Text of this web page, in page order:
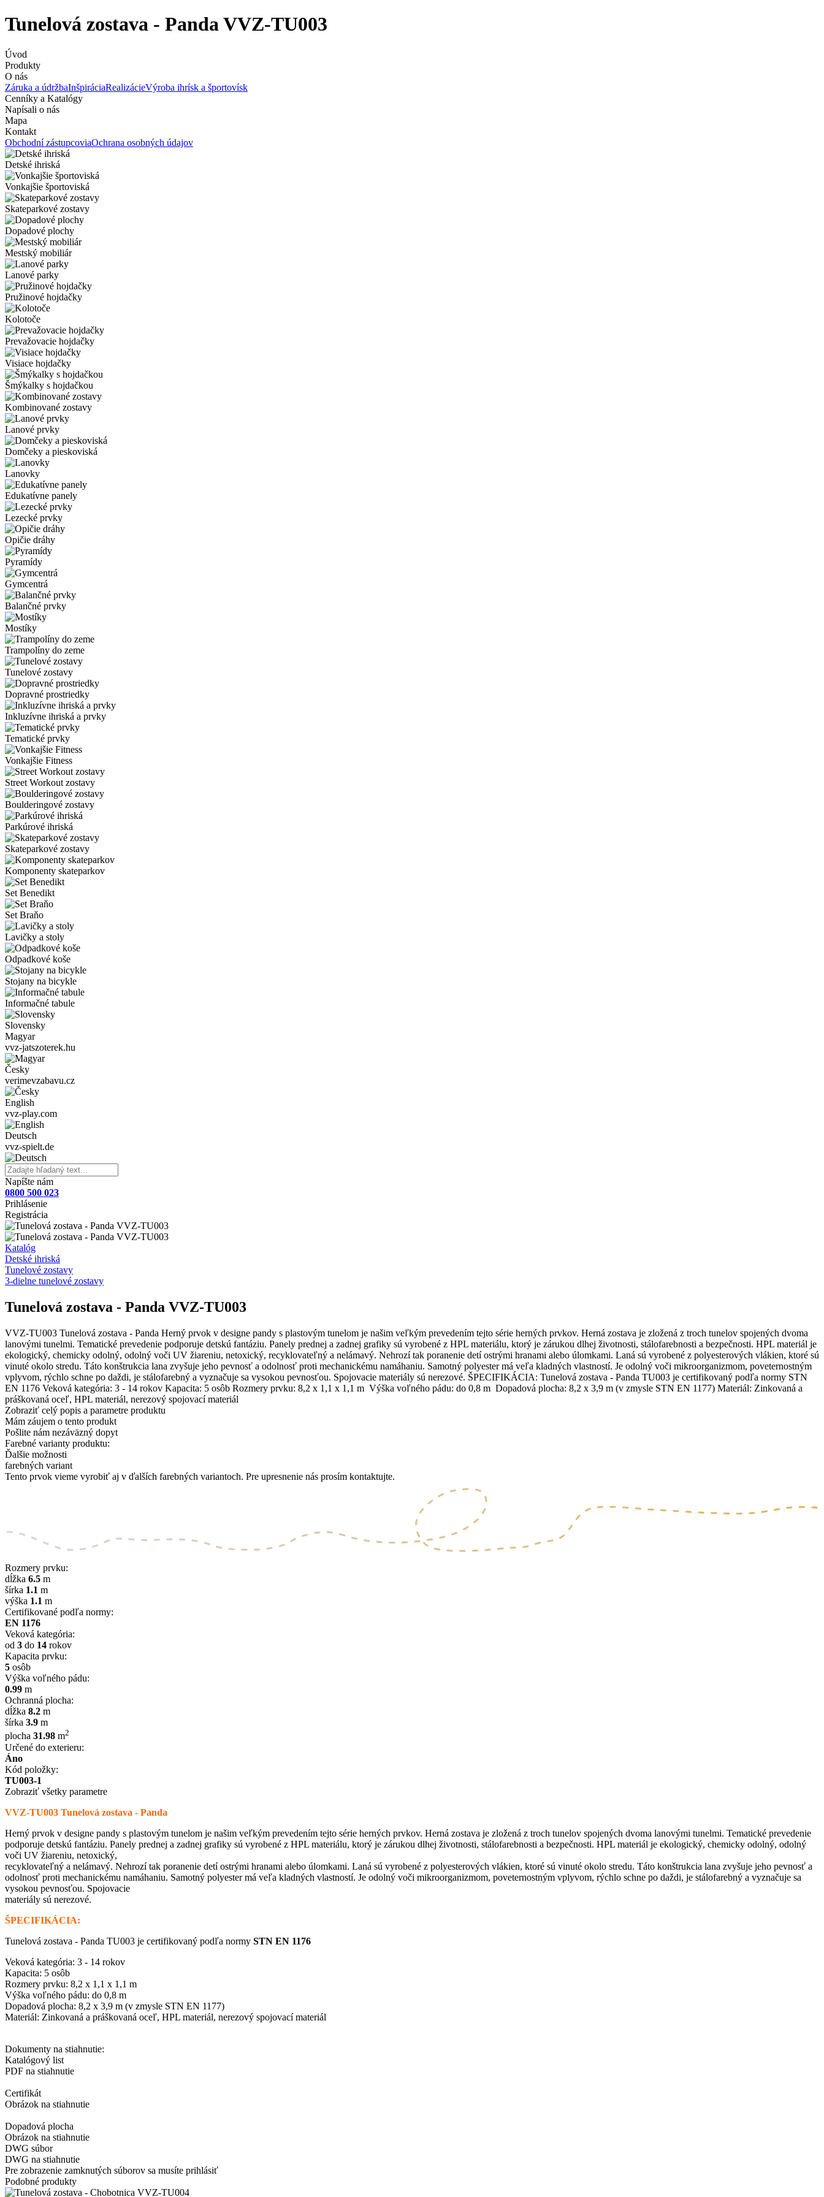
Tunelová zostava - Panda VVZ-TU003
Úvod
Produkty
O nás
Záruka a údržbaInšpiráciaRealizácieVýroba ihrísk a športovísk
Cenníky a Katalógy
Napísali o nás
Mapa
Kontakt
Obchodní zástupcoviaOchrana osobných údajov
Detské ihriská
Vonkajšie športoviská
Skateparkové zostavy
Dopadové plochy
Mestský mobiliár
Lanové parky
Pružinové hojdačky
Kolotoče
Prevažovacie hojdačky
Visiace hojdačky
Šmýkalky s hojdačkou
Kombinované zostavy
Lanové prvky
Domčeky a pieskoviská
Lanovky
Edukatívne panely
Lezecké prvky
Opičie dráhy
Pyramídy
Gymcentrá
Balančné prvky
Mostíky
Trampolíny do zeme
Tunelové zostavy
Dopravné prostriedky
Inkluzívne ihriská a prvky
Tematické prvky
Vonkajšie Fitness
Street Workout zostavy
Boulderingové zostavy
Parkúrové ihriská
Skateparkové zostavy
Komponenty skateparkov
Set Benedikt
Set Braňo
Lavičky a stoly
Odpadkové koše
Stojany na bicykle
Informačné tabule
Slovensky
Magyar
vvz-jatszoterek.hu
Česky
verimevzabavu.cz
English
vvz-play.com
Deutsch
vvz-spielt.de
Napíšte nám
0800 500 023
Prihlásenie
Registrácia
Katalóg
Detské ihriská
Tunelové zostavy
3-dielne tunelové zostavy
Tunelová zostava - Panda VVZ-TU003
VVZ-TU003 Tunelová zostava - Panda Herný prvok v designe pandy s plastovým tunelom je našim veľkým prevedením tejto série herných prvkov. Herná zostava je zložená z troch tunelov spojených dvoma
lanovými tunelmi. Tematické prevedenie podporuje detskú fantáziu. Panely prednej a zadnej grafiky sú vyrobené z HPL materiálu, ktorý je zárukou dlhej životnosti, stálofarebnosti a bezpečnosti. HPL materiál je
ekologický, chemicky odolný, odolný voči UV žiareniu, netoxický, recyklovateľný a nelámavý. Nehrozí tak poranenie detí ostrými hranami alebo úlomkami. Laná sú vyrobené z polyesterových vlákien, ktoré sú
vinuté okolo stredu. Táto konštrukcia lana zvyšuje jeho pevnosť a odolnosť proti mechanickému namáhaniu. Samotný polyester má veľa kladných vlastností. Je odolný voči mikroorganizmom, poveternostným
vplyvom, rýchlo schne po daždi, je stálofarebný a vyznačuje sa vysokou pevnosťou. Spojovacie materiály sú nerezové. ŠPECIFIKÁCIA: Tunelová zostava - Panda TU003 je certifikovaný podľa normy STN
EN 1176 Veková kategória: 3 - 14 rokov Kapacita: 5 osôb Rozmery prvku: 8,2 x 1,1 x 1,1 m Výška voľného pádu: do 0,8 m Dopadová plocha: 8,2 x 3,9 m (v zmysle STN EN 1177) Materiál: Zinkovaná a
práškovaná oceľ, HPL materiál, nerezový spojovací materiál
Zobraziť celý popis a parametre produktu
Mám záujem o tento produkt
Pošlite nám nezáväzný dopyt
Farebné varianty produktu:
Ďalšie možnosti
farebných variant
Tento prvok vieme vyrobiť aj v ďalších farebných variantoch. Pre upresnenie nás prosím kontaktujte.
Rozmery prvku:
dĺžka 6.5 m
šírka 1.1 m
výška 1.1 m
Certifikované podľa normy:
EN 1176
Veková kategória:
od 3 do 14 rokov
Kapacita prvku:
5 osôb
Výška voľného pádu:
0.99 m
Ochranná plocha:
dĺžka 8.2 m
šírka 3.9 m
plocha 31.98 m2
Určené do exterieru:
Áno
Kód položky:
TU003-1
Zobraziť všetky parametre
VVZ-TU003 Tunelová zostava - Panda
Herný prvok v designe pandy s plastovým tunelom je našim veľkým prevedením tejto série herných prvkov. Herná zostava je zložená z troch tunelov spojených dvoma lanovými tunelmi. Tematické prevedenie
podporuje detskú fantáziu. Panely prednej a zadnej grafiky sú vyrobené z HPL materiálu, ktorý je zárukou dlhej životnosti, stálofarebnosti a bezpečnosti. HPL materiál je ekologický, chemicky odolný, odolný
voči UV žiareniu, netoxický,
recyklovateľný a nelámavý. Nehrozí tak poranenie detí ostrými hranami alebo úlomkami. Laná sú vyrobené z polyesterových vlákien, ktoré sú vinuté okolo stredu. Táto konštrukcia lana zvyšuje jeho pevnosť a
odolnosť proti mechanickému namáhaniu. Samotný polyester má veľa kladných vlastností. Je odolný voči mikroorganizmom, poveternostným vplyvom, rýchlo schne po daždi, je stálofarebný a vyznačuje sa
vysokou pevnosťou. Spojovacie
materiály sú nerezové.
ŠPECIFIKÁCIA:
Tunelová zostava - Panda TU003 je certifikovaný podľa normy STN EN 1176
Veková kategória: 3 - 14 rokov
Kapacita: 5 osôb
Rozmery prvku: 8,2 x 1,1 x 1,1 m
Výška voľného pádu: do 0,8 m
Dopadová plocha: 8,2 x 3,9 m (v zmysle STN EN 1177)
Materiál: Zinkovaná a práškovaná oceľ, HPL materiál, nerezový spojovací materiál
Dokumenty na stiahnutie:
Katalógový list
PDF na stiahnutie
Certifikát
Obrázok na stiahnutie
Dopadová plocha
Obrázok na stiahnutie
DWG súbor
DWG na stiahnutie
Pre zobrazenie zamknutých súborov sa musíte prihlásiť
Podobné produkty